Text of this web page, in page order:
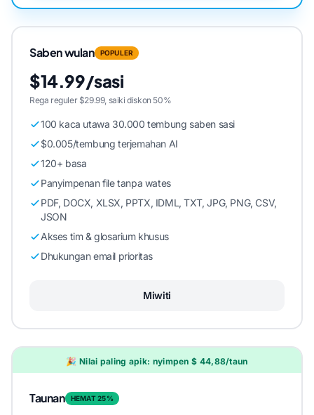
Saben wulan POPULER
$14.99/sasi
Rega reguler $29.99, saiki diskon 50%
100 kaca utawa 30.000 tembung saben sasi
$0.005/tembung terjemahan AI
120+ basa
Panyimpenan file tanpa wates
PDF, DOCX, XLSX, PPTX, IDML, TXT, JPG, PNG, CSV,
JSON
Akses tim & glosarium khusus
Dhukungan email prioritas
Miwiti
🎉 Nilai paling apik: nyimpen $ 44,88/taun
Taunan HEMAT 25%